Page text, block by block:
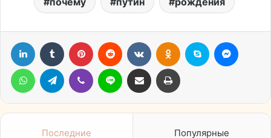
LinkedIn Tumblr Pinterest Reddit ВконтактеОдноклассники
Skype
WhatsAppTelegram Viber Line Поделиться через электронную почту Печатать
Последние Популярные